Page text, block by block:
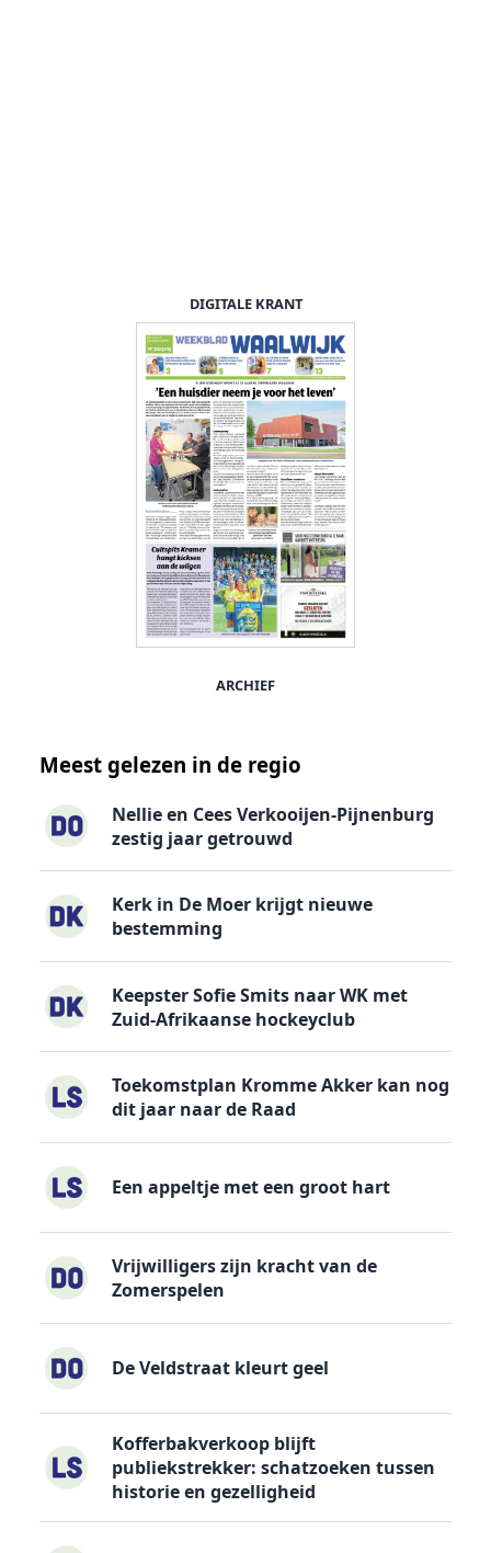
DIGITALE KRANT
ARCHIEF
Meest gelezen in de regio
Nellie en Cees Verkooijen-Pijnenburg
zestig jaar getrouwd
Kerk in De Moer krijgt nieuwe
bestemming
Keepster Sofie Smits naar WK met
Zuid-Afrikaanse hockeyclub
Toekomstplan Kromme Akker kan nog
dit jaar naar de Raad
Een appeltje met een groot hart
Vrijwilligers zijn kracht van de
Zomerspelen
De Veldstraat kleurt geel
Kofferbakverkoop blijft
publiekstrekker: schatzoeken tussen
historie en gezelligheid